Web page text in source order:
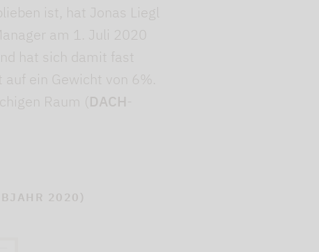
ist, hat Jonas Liegl
am 1. Juli 2020
hat sich damit fast
ein Gewicht von 6%.
Raum ( DACH-
2020)